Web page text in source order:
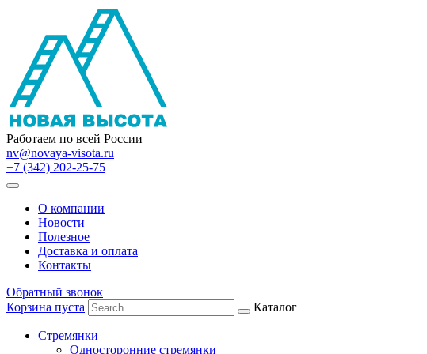
Работаем по всей России
nv@novaya-visota.ru
+7 (342) 202-25-75
О компании
Новости
Полезное
Доставка и оплата
Контакты
Обратный звонок
Корзина пуста
Каталог
Стремянки
Односторонние стремянки